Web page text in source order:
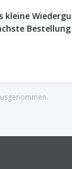
kleine